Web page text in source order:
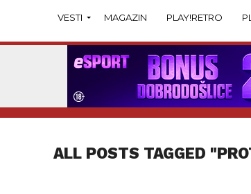
VESTI MAGAZIN PLAY!RETRO
ALL POSTS TAGGED